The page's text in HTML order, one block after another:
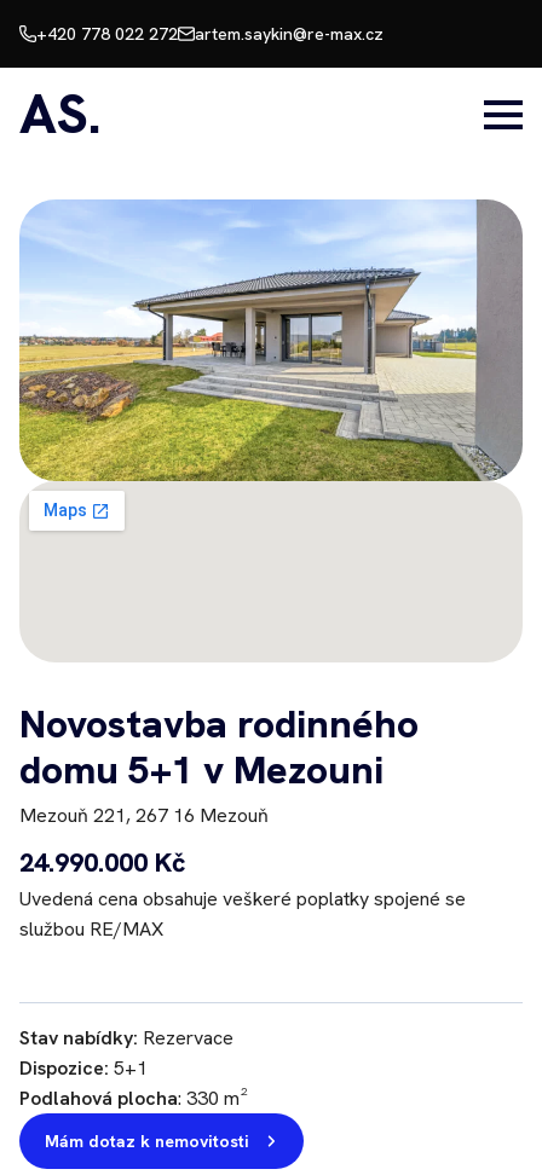
+420 778 022 272 artem.saykin@re-max.cz
AS.
Novostavba rodinného
domu 5+1 v Mezouni
Mezouň 221, 267 16 Mezouň
24.990.000 Kč
Uvedená cena obsahuje veškeré poplatky spojené se
službou RE/MAX
Stav nabídky: Rezervace
Dispozice: 5+1
Podlahová plocha: 330 m²
Mám dotaz k nemovitosti